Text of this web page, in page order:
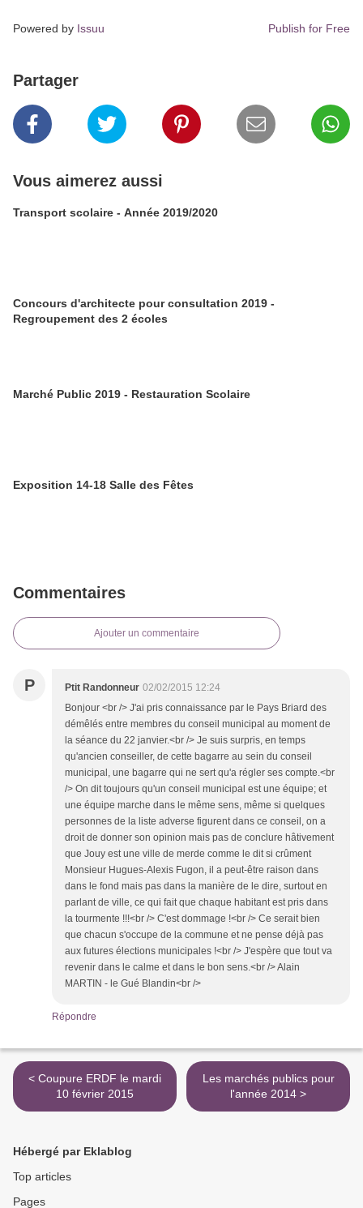
Powered by Issuu Publish for Free
Partager
Vous aimerez aussi
Transport scolaire - Année 2019/2020
Concours d'architecte pour consultation 2019 -
Regroupement des 2 écoles
Marché Public 2019 - Restauration Scolaire
Exposition 14-18 Salle des Fêtes
Commentaires
Ajouter un commentaire
P Ptit Randonneur 02/02/2015 12:24
Bonjour <br /> J'ai pris connaissance par le Pays Briard des
démêlés entre membres du conseil municipal au moment de
la séance du 22 janvier.<br /> Je suis surpris, en temps
qu'ancien conseiller, de cette bagarre au sein du conseil
municipal, une bagarre qui ne sert qu'a régler ses compte.<br
/> On dit toujours qu'un conseil municipal est une équipe; et
une équipe marche dans le même sens, même si quelques
personnes de la liste adverse figurent dans ce conseil, on a
droit de donner son opinion mais pas de conclure hâtivement
que Jouy est une ville de merde comme le dit si crûment
Monsieur Hugues-Alexis Fugon, il a peut-être raison dans
dans le fond mais pas dans la manière de le dire, surtout en
parlant de ville, ce qui fait que chaque habitant est pris dans
la tourmente !!!<br /> C'est dommage !<br /> Ce serait bien
que chacun s'occupe de la commune et ne pense déjà pas
aux futures élections municipales !<br /> J'espère que tout va
revenir dans le calme et dans le bon sens.<br /> Alain
MARTIN - le Gué Blandin<br />
Répondre
< Coupure ERDF le mardi
10 février 2015
Les marchés publics pour
l'année 2014 >
Hébergé par Eklablog
Top articles
Pages